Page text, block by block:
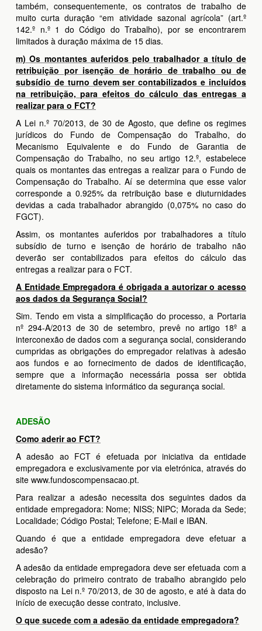
também, consequentemente, os contratos de trabalho de
muito curta duração “em atividade sazonal agrícola” (art.º
142.º n.º 1 do Código do Trabalho), por se encontrarem
limitados à duração máxima de 15 dias.
m) Os montantes auferidos pelo trabalhador a título de
retribuição por isenção de horário de trabalho ou de
subsídio de turno devem ser contabilizados e incluídos
na retribuição, para efeitos do cálculo das entregas a
realizar para o FCT?
A Lei n.º 70/2013, de 30 de Agosto, que define os regimes
jurídicos do Fundo de Compensação do Trabalho, do
Mecanismo Equivalente e do Fundo de Garantia de
Compensação do Trabalho, no seu artigo 12.º, estabelece
quais os montantes das entregas a realizar para o Fundo de
Compensação do Trabalho. Aí se determina que esse valor
corresponde a 0.925% da retribuição base e diuturnidades
devidas a cada trabalhador abrangido (0,075% no caso do
FGCT).
Assim, os montantes auferidos por trabalhadores a título
subsídio de turno e isenção de horário de trabalho não
deverão ser contabilizados para efeitos do cálculo das
entregas a realizar para o FCT.
A Entidade Empregadora é obrigada a autorizar o acesso
aos dados da Segurança Social?
Sim. Tendo em vista a simplificação do processo, a Portaria
nº 294-A/2013 de 30 de setembro, prevê no artigo 18º a
interconexão de dados com a segurança social, considerando
cumpridas as obrigações do empregador relativas à adesão
aos fundos e ao fornecimento de dados de identificação,
sempre que a informação necessária possa ser obtida
diretamente do sistema informático da segurança social.
ADESÃO
Como aderir ao FCT?
A adesão ao FCT é efetuada por iniciativa da entidade
empregadora e exclusivamente por via eletrónica, através do
site www.fundoscompensacao.pt.
Para realizar a adesão necessita dos seguintes dados da
entidade empregadora: Nome; NISS; NIPC; Morada da Sede;
Localidade; Código Postal; Telefone; E-Mail e IBAN.
Quando é que a entidade empregadora deve efetuar a
adesão?
A adesão da entidade empregadora deve ser efetuada com a
celebração do primeiro contrato de trabalho abrangido pelo
disposto na Lei n.º 70/2013, de 30 de agosto, e até à data do
início de execução desse contrato, inclusive.
O que sucede com a adesão da entidade empregadora?